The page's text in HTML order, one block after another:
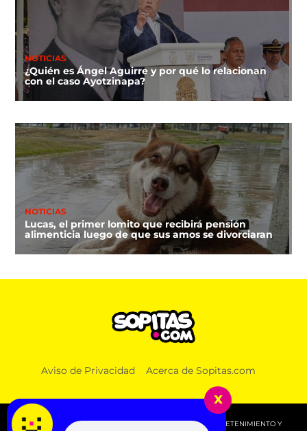
NOTICIAS
¿Quién es Ángel Aguirre y por qué lo relacionan
con el caso Ayotzinapa?
NOTICIAS
Lucas, el primer lomito que recibirá pensión
alimenticia luego de que sus amos se divorciaran
Aviso de Privacidad Acerca de Sopitas.com
© 2026 SOPITAS.COM - MÚSICA, NOTICIAS, DEPORTES, ENTRETENIMIENTO Y
x